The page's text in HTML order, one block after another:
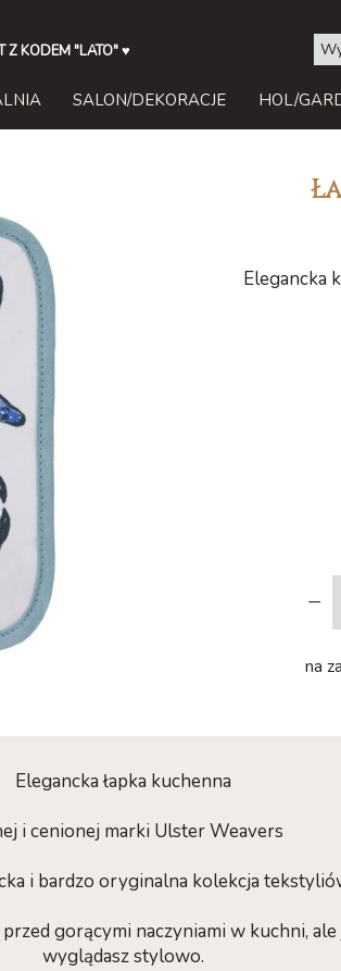
Z KODEM "LATO"♥
SALON/DEKORACJE HOL/
Elegancka
-
na
Elegancka łapka kuchenna
i cenionej marki Ulster Weavers
i bardzo oryginalna kolekcja
gorącymi naczyniami w kuchni,
wyglądasz stylowo.